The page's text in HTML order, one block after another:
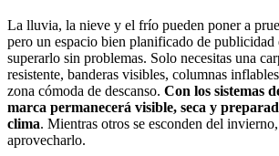
La lluvia, la nieve y el frío pueden poner a
pero un espacio bien planificado de publicidad
superarlo sin problemas. Solo necesitas una
resistente, banderas visibles, columnas
zona cómoda de descanso. Con los sistemas
marca permanecerá visible, seca y
clima. Mientras otros se esconden del
aprovecharlo.